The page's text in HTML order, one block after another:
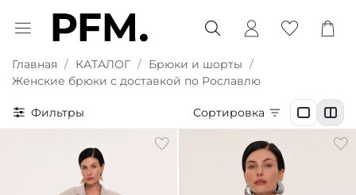
Главная КАТАЛОГ
Брюки и шорты
Женские брюки с доставкой по Рославлю
Фильтры Сортировка